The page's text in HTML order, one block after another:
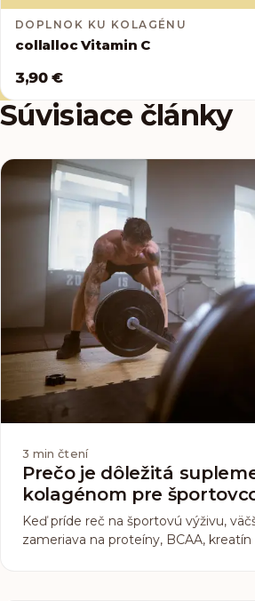
DOPLNOK KU KOLAGÉNU
collalloc Vitamin C
3,90 €
Súvisiace články
3 min čtení
Prečo je dôležitá
kolagénom pre
Keď príde reč na športovú výživu,
zameriava na proteíny, BCAA,